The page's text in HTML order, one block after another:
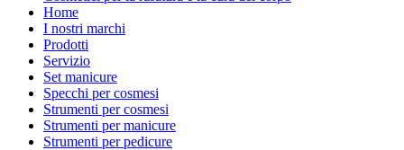
Home
I nostri marchi
Prodotti
Servizio
Set manicure
Specchi per cosmesi
Strumenti per cosmesi
Strumenti per manicure
Strumenti per pedicure